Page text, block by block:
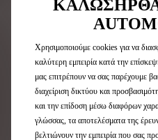
Χρησιμοποιούμε cookies για να
καλύτερη εμπειρία κατά την
μας επιτρέπουν να σας παρέχουμε
διαχείριση δικτύου και
και την επίδοση μέσω διαφόρων
γλώσσας, τα αποτελέσματα της
βελτιώνουν την εμπειρία που σας